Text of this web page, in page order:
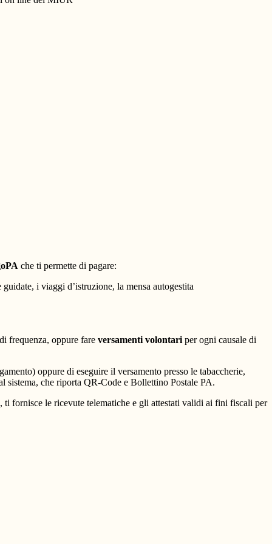
che ti permette di pagare:
i viaggi d’istruzione, la mensa autogestita
frequenza, oppure fare versamenti volontari per ogni causale di
oppure di eseguire il versamento presso le tabaccherie,
sistema, che riporta QR-Code e Bollettino Postale PA.
fornisce le ricevute telematiche e gli attestati validi ai fini fiscali per